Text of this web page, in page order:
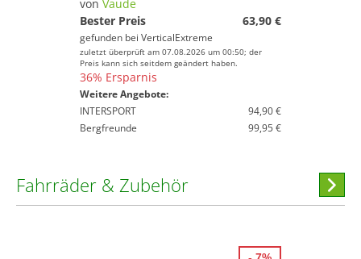
von Vaude
Bester Preis
63,90 €
gefunden bei VerticalExtreme
zuletzt überprüft am 07.08.2026 um 00:50; der
Preis kann sich seitdem geändert haben.
36% Ersparnis
Weitere Angebote:
INTERSPORT
94,90 €
Bergfreunde
99,95 €
Fahrräder & Zubehör